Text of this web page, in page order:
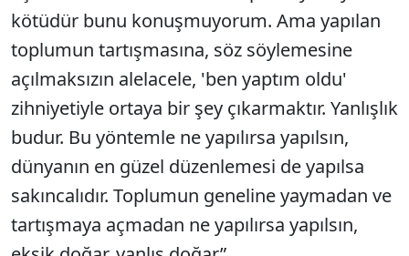
kötüdür bunu konuşmuyorum. Ama yapılan
toplumun tartışmasına, söz söylemesine
açılmaksızın alelacele, 'ben yaptım oldu'
zihniyetiyle ortaya bir şey çıkarmaktır. Yanlışlık
budur. Bu yöntemle ne yapılırsa yapılsın,
dünyanın en güzel düzenlemesi de yapılsa
sakıncalıdır. Toplumun geneline yaymadan ve
tartışmaya açmadan ne yapılırsa yapılsın,